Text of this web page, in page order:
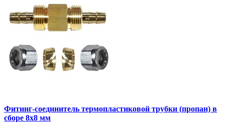
Фитинг-соединитель термопластиковой трубки (пропан) в
сборе 8х8 мм